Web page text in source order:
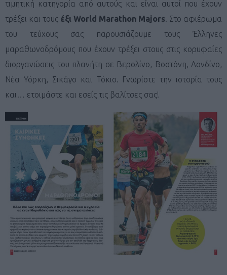
τιμητική κατηγορία από αυτούς και είναι αυτοί που έχουν
τρέξει και τους έξι World Marathon Majors. Στο αφιέρωμα
του τεύχους σας παρουσιάζουμε τους Έλληνες
μαραθωνοδρόμους που έχουν τρέξει στους στις κορυφαίες
διοργανώσεις του πλανήτη σε Βερολίνο, Βοστόνη, Λονδίνο,
Νέα Υόρκη, Σικάγο και Τόκιο. Γνωρίστε την ιστορία τους
και… ετοιμάστε και εσείς τις βαλίτσες σας!